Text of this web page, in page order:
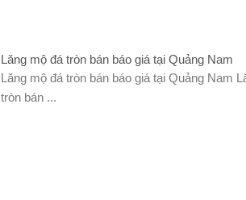
Lăng mộ đá tròn bán báo giá tại Quảng Nam
Lăng mộ đá tròn bán báo giá tại Quảng Nam
tròn bán ...